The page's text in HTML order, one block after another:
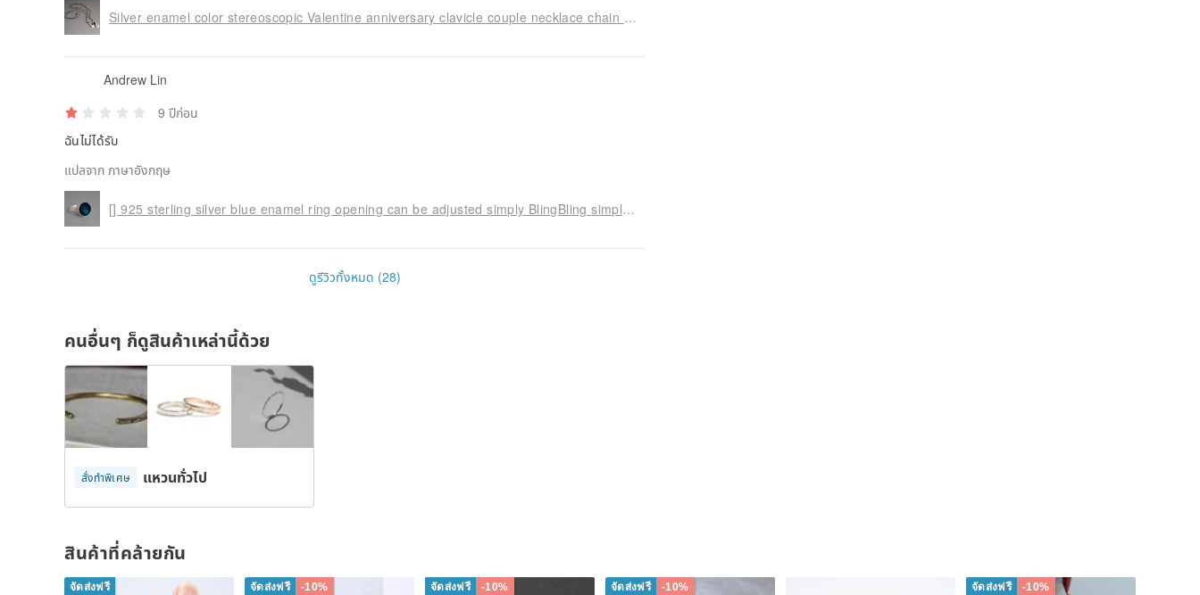
Silver enamel color stereoscopic Valentine anniversary clavicle couple necklace chain of love two couples love confession birthday anniversary gift R001 | Greek original handmade jewelry This and That
Andrew Lin
9 ปีก่อน
ฉันไม่ได้รับ
แปลจาก ภาษาอังกฤษ
[] 925 sterling silver blue enamel ring opening can be adjusted simply BlingBling simple and elegant atmosphere we braved the sky red, yellow, blue optional R015 | | Greece Original handmade jewelry This and That
ดูรีวิวทั้งหมด (28)
คนอื่นๆ ก็ดูสินค้าเหล่านี้ด้วย
สั่งทำพิเศษ แหวนทั่วไป
สินค้าที่คล้ายกัน
จัดส่งฟรี จัดส่งฟรี -10% จัดส่งฟรี -10% จัดส่งฟรี -10% จัดส่งฟรี -10%